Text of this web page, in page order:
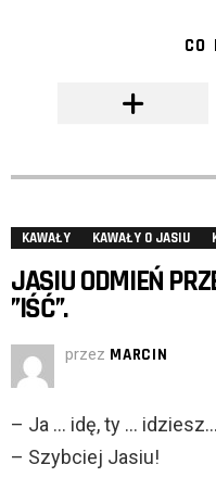
CO
KAWAŁY KAWAŁY O JASIU
JASIU ODMIEŃ
”IŚĆ”.
przez MARCIN
– Ja … idę, ty … idziesz…
– Szybciej Jasiu!